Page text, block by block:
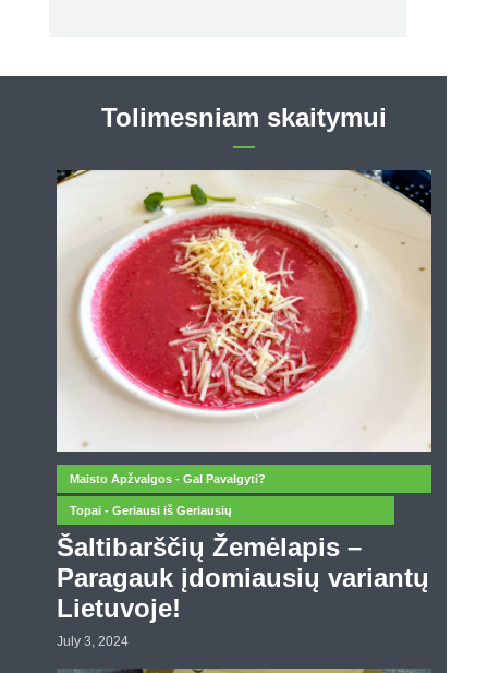
Tolimesniam skaitymui
Maisto Apžvalgos - Gal Pavalgyti?
Topai - Geriausi iš Geriausių
Šaltibarščių Žemėlapis –
Paragauk įdomiausių variantų
Lietuvoje!
July 3, 2024